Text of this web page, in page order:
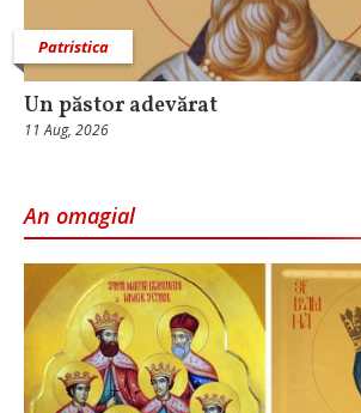
Patristica
Un păstor adevărat
11 Aug, 2026
An omagial